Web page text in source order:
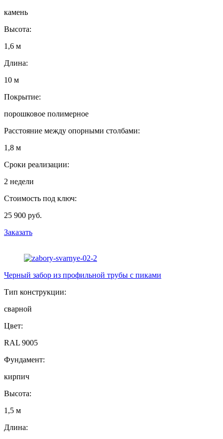
камень
Высота:
1,6 м
Длина:
10 м
Покрытие:
порошковое полимерное
Расстояние между опорными столбами:
1,8 м
Сроки реализации:
2 недели
Стоимость под ключ:
25 900 руб.
Заказать
Черный забор из профильной трубы с пиками
Тип конструкции:
сварной
Цвет:
RAL 9005
Фундамент:
кирпич
Высота:
1,5 м
Длина: